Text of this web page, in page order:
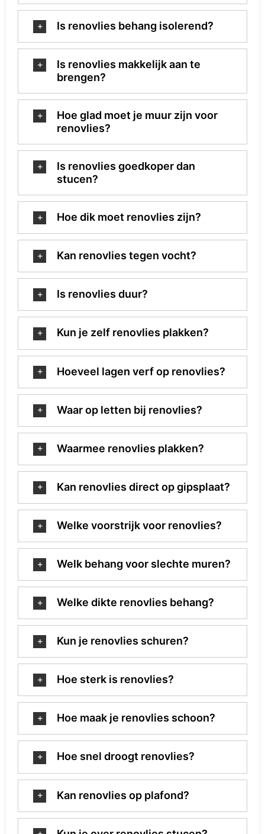
Is renovlies behang isolerend?
Is renovlies makkelijk aan te
brengen?
Hoe glad moet je muur zijn voor
renovlies?
Is renovlies goedkoper dan
stucen?
Hoe dik moet renovlies zijn?
Kan renovlies tegen vocht?
Is renovlies duur?
Kun je zelf renovlies plakken?
Hoeveel lagen verf op renovlies?
Waar op letten bij renovlies?
Waarmee renovlies plakken?
Kan renovlies direct op gipsplaat?
Welke voorstrijk voor renovlies?
Welk behang voor slechte muren?
Welke dikte renovlies behang?
Kun je renovlies schuren?
Hoe sterk is renovlies?
Hoe maak je renovlies schoon?
Hoe snel droogt renovlies?
Kan renovlies op plafond?